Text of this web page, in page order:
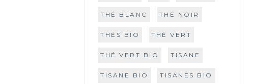
THÉ BLANC THÉ NOIR
THÉS BIO THÉ VERT
THÉ VERT BIO TISANE
TISANE BIO TISANES BIO